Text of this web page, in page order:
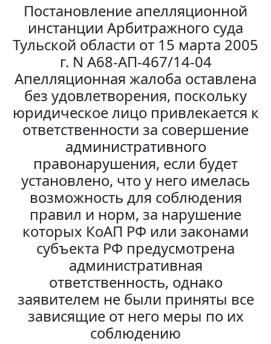
Постановление апелляционной
инстанции Арбитражного суда
Тульской области от 15 марта 2005
г. N А68-АП-467/14-04
Апелляционная жалоба оставлена
без удовлетворения, поскольку
юридическое лицо привлекается к
ответственности за совершение
административного
правонарушения, если будет
установлено, что у него имелась
возможность для соблюдения
правил и норм, за нарушение
которых КоАП РФ или законами
субъекта РФ предусмотрена
административная
ответственность, однако
заявителем не были приняты все
зависящие от него меры по их
соблюдению